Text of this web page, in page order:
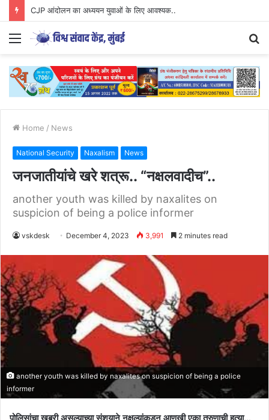
Parenting Has Its Limits….
Menu
Home / News
National Security Naxalism News
जनजातीयांचे खरे शत्रू.. “नक्षलवादीच”..
another youth was killed by naxalites on
suspicion of being a police informer
vskdesk December 4, 2023 3,991 2 minutes read
another youth was killed by naxalites on suspicion of being a police
informer
पोलिसांचा खबरी असल्याच्या संशयाने नक्षल्यांकडून आणखी एका तरुणाची हत्या…